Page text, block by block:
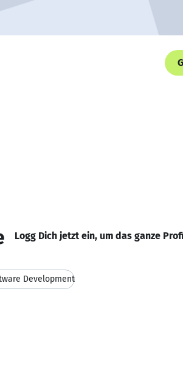
Logg Dich jetzt ein, um das ganze
Development